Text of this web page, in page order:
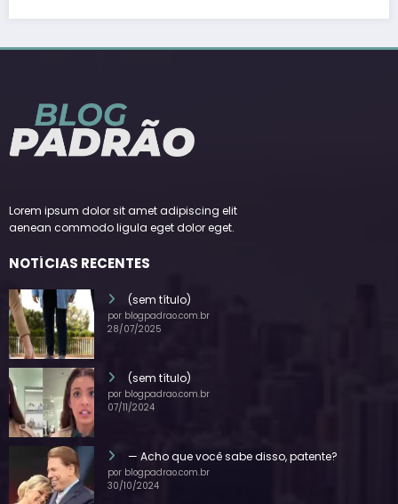
Lorem ipsum dolor sit amet adipiscing elit
aenean commodo ligula eget dolor eget.
NOTÍCIAS RECENTES
(sem título)
por blogpadrao.com.br
28/07/2025
(sem título)
por blogpadrao.com.br
07/11/2024
— Acho que você sabe disso, patente?
por blogpadrao.com.br
30/10/2024